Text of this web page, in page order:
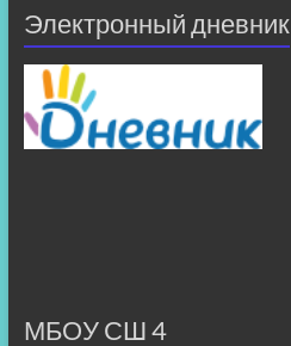
Электронный дневник
МБОУ СШ 4